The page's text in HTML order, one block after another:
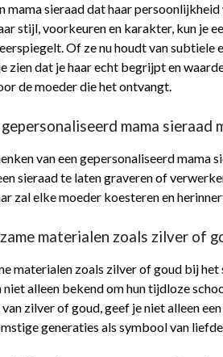
mama sieraad dat haar
stijl, voorkeuren en karakter, kun je
Of ze nu houdt van subtiele
zien dat je haar echt begrijpt en
de moeder die het ontvangt.
mama sieraad
van een gepersonaliseerd mama
sieraad te laten graveren of
zal elke moeder koesteren en
materialen zoals zilver of
materialen zoals zilver of goud bij
alleen bekend om hun tijdloze
zilver of goud, geef je niet alleen
generaties als symbool van